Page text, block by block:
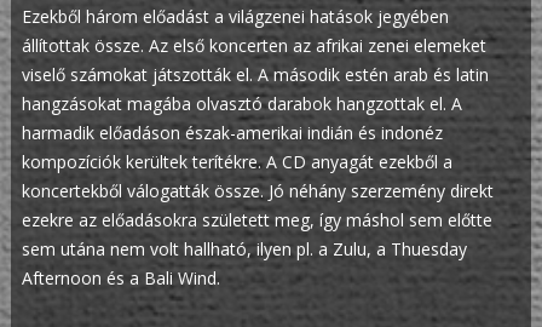
Ezekből három előadást a világzenei hatások jegyében
állítottak össze. Az első koncerten az afrikai zenei elemeket
viselő számokat játszották el. A második estén arab és latin
hangzásokat magába olvasztó darabok hangzottak el. A
harmadik előadáson észak-amerikai indián és indonéz
kompozíciók kerültek terítékre. A CD anyagát ezekből a
koncertekből válogatták össze. Jó néhány szerzemény direkt
ezekre az előadásokra született meg, így máshol sem előtte
sem utána nem volt hallható, ilyen pl. a Zulu, a Thuesday
Afternoon és a Bali Wind.